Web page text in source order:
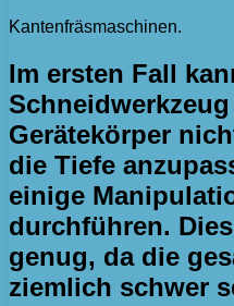
Kantenfräsmaschinen.
Im ersten Fall
Gerätekörper
die Tiefe
einige
durchführen.
genug, da die
ziemlich schwer